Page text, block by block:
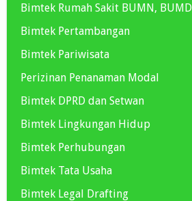
Bimtek Rumah Sakit BUMN, BUMD
Bimtek Pertambangan
Bimtek Pariwisata
Perizinan Penanaman Modal
Bimtek DPRD dan Setwan
Bimtek Lingkungan Hidup
Bimtek Perhubungan
Bimtek Tata Usaha
Bimtek Legal Drafting